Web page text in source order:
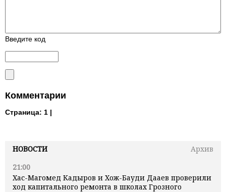
НОВОСТИ
Архив
21:00
Хас-Магомед Кадыров и Хож-Бауди Дааев проверили
ход капитального ремонта в школах Грозного
Введите код
Комментарии
Страница: 1 |